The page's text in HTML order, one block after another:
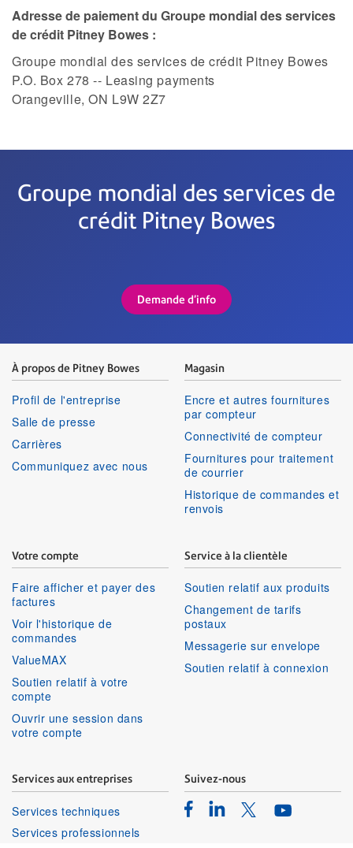
Adresse de paiement du Groupe mondial des services
de crédit Pitney Bowes :
Groupe mondial des services de crédit Pitney Bowes
P.O. Box 278 -- Leasing payments
Orangeville, ON L9W 2Z7
Groupe mondial des services de
crédit Pitney Bowes
Demande d'info
À propos de Pitney Bowes
Profil de l'entreprise
Salle de presse
Carrières
Communiquez avec nous
Magasin
Encre et autres fournitures
par compteur
Connectivité de compteur
Fournitures pour traitement
de courrier
Historique de commandes et
renvois
Votre compte
Faire afficher et payer des
factures
Voir l'historique de
commandes
ValueMAX
Soutien relatif à votre
compte
Ouvrir une session dans
votre compte
Service à la clientèle
Soutien relatif aux produits
Changement de tarifs
postaux
Messagerie sur envelope
Soutien relatif à connexion
Services aux entreprises
Services techniques
Services professionnels
Suivez-nous
FacebookLinkedinTwitterYoutube